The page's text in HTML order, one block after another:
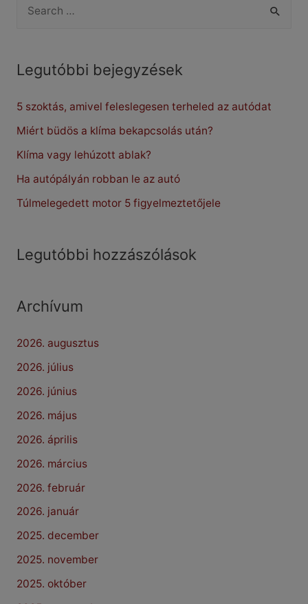
elmaradunk
r
h
f
o
r
Legutóbbi bejegyzések
5 szoktás, amivel feleslegesen terheled az autódat
Miért büdös a klíma bekapcsolás után?
Klíma vagy lehúzott ablak?
Ha autópályán robban le az autó
Túlmelegedett motor 5 figyelmeztetőjele
Legutóbbi hozzászólások
Archívum
2026. augusztus
2026. július
2026. június
2026. május
2026. április
2026. március
2026. február
2026. január
2025. december
2025. november
2025. október